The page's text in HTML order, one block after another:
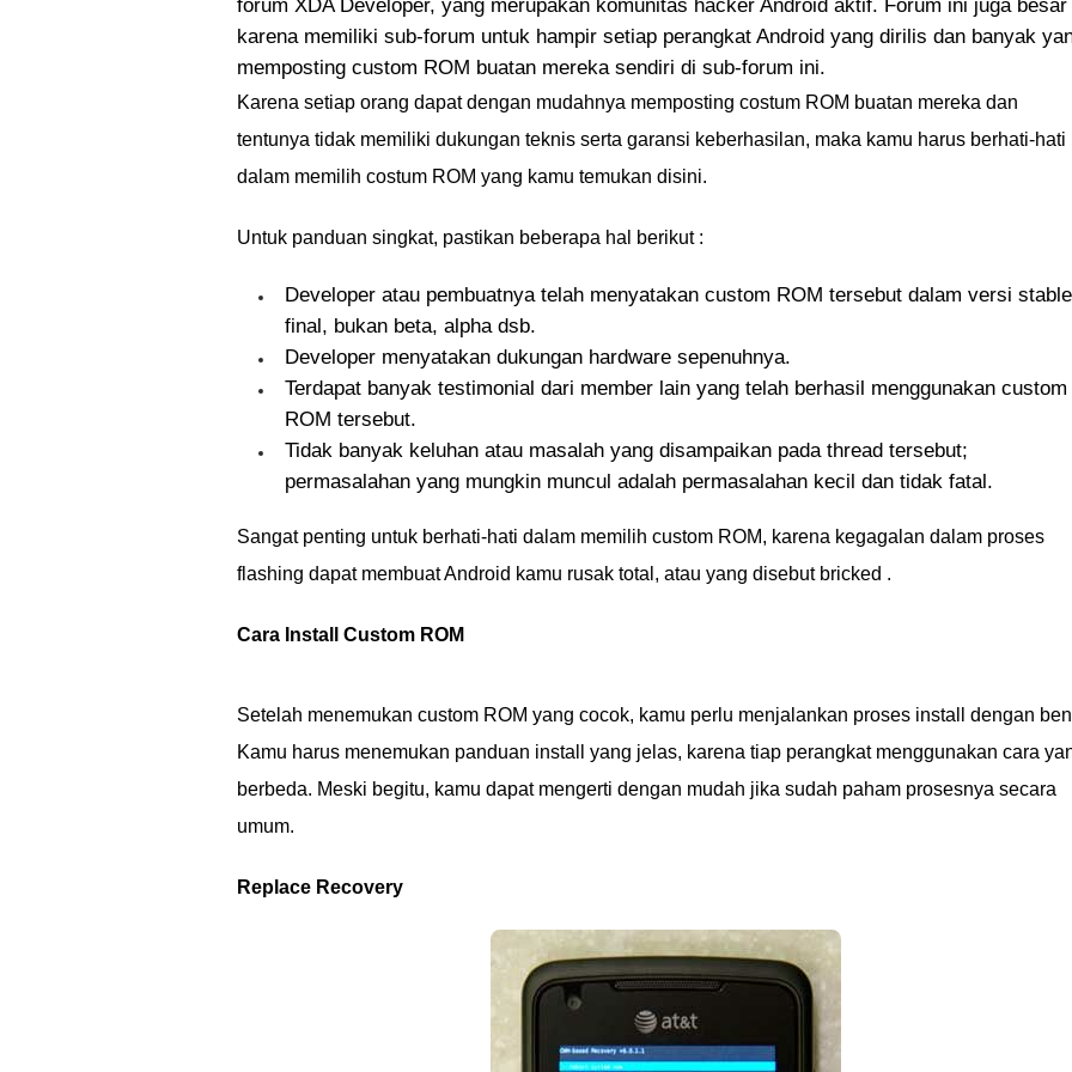
forum XDA Developer, yang merupakan komunitas hacker Android aktif. Forum ini juga besar
karena memiliki sub-forum untuk hampir setiap perangkat Android yang dirilis dan banyak
memposting custom ROM buatan mereka sendiri di sub-forum ini.
Karena setiap orang dapat dengan mudahnya memposting costum ROM buatan mereka dan
tentunya tidak memiliki dukungan teknis serta garansi keberhasilan, maka kamu harus berhati-hati
dalam memilih costum ROM yang kamu temukan disini.
Untuk panduan singkat, pastikan beberapa hal berikut :
Developer atau pembuatnya telah menyatakan custom ROM tersebut dalam versi
final, bukan beta, alpha dsb.
Developer menyatakan dukungan hardware sepenuhnya.
Terdapat banyak testimonial dari member lain yang telah berhasil menggunakan custom
ROM tersebut.
Tidak banyak keluhan atau masalah yang disampaikan pada thread tersebut;
permasalahan yang mungkin muncul adalah permasalahan kecil dan tidak fatal.
Sangat penting untuk berhati-hati dalam memilih custom ROM, karena kegagalan dalam proses
flashing dapat membuat Android kamu rusak total, atau yang disebut bricked .
Cara Install Custom ROM
Setelah menemukan custom ROM yang cocok, kamu perlu menjalankan proses install dengan
Kamu harus menemukan panduan install yang jelas, karena tiap perangkat menggunakan cara
berbeda. Meski begitu, kamu dapat mengerti dengan mudah jika sudah paham prosesnya secara
umum.
Replace Recovery